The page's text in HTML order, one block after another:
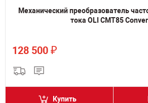
Механический преобразователь
тока OLI CMT85
128 500 ₽
Купить